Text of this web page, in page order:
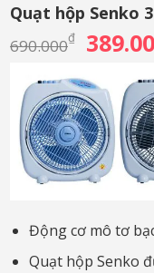
Quạt hộp Senko
690.000₫ Giá
gốc
Động cơ mô tơ
Quạt hộp Senko